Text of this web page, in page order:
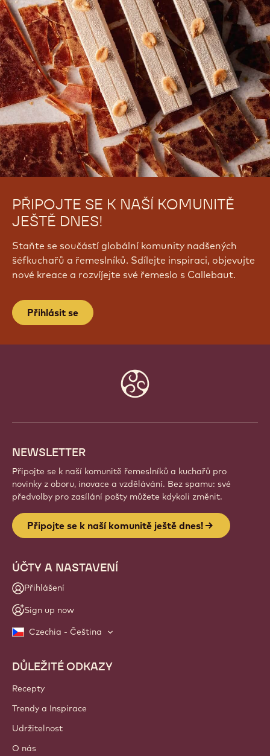
PŘIPOJTE SE K NAŠÍ KOMUNITĚ
JEŠTĚ DNES!
Staňte se součástí globální komunity nadšených
šéfkuchařů a řemeslníků. Sdílejte inspiraci, objevujte
nové kreace a rozvíjejte své řemeslo s Callebaut.
Přihlásit se
NEWSLETTER
Připojte se k naší komunitě řemeslníků a kuchařů pro
novinky z oboru, inovace a vzdělávání. Bez spamu: své
předvolby pro zasílání pošty můžete kdykoli změnit.
Připojte se k naší komunitě ještě dnes!
ÚČTY A NASTAVENÍ
Přihlášení
Sign up now
Czechia - Čeština
Footer
Callebaut
DŮLEŽITÉ ODKAZY
Recepty
Trendy a Inspirace
Udržitelnost
O nás